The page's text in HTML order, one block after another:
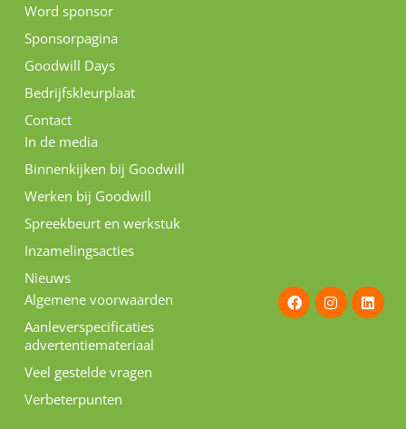
Word sponsor
Sponsorpagina
Goodwill Days
Bedrijfskleurplaat
Contact
In de media
Binnenkijken bij Goodwill
Werken bij Goodwill
Spreekbeurt en werkstuk
Inzamelingsacties
Nieuws
Algemene voorwaarden
Aanleverspecificaties
advertentiemateriaal
Veel gestelde vragen
Verbeterpunten
F
a
c
I
n
s
L
i
n